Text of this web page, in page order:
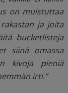
on muistuttaa
ja joita
bucketlisteja
siinä omassa
kivoja pieniä
irti.”